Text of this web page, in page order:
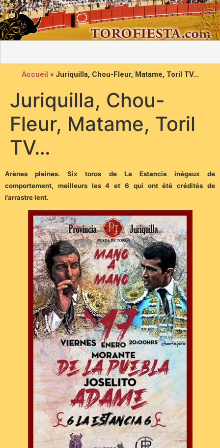
Accueil » Juriquilla, Chou-Fleur, Matame, Toril TV…
Juriquilla, Chou-
Fleur, Matame, Toril
TV…
Arènes pleines. Six toros de La Estancia inégaux de
comportement, meilleurs les 4 et 6 qui ont été crédités de
l’arrastre lent.